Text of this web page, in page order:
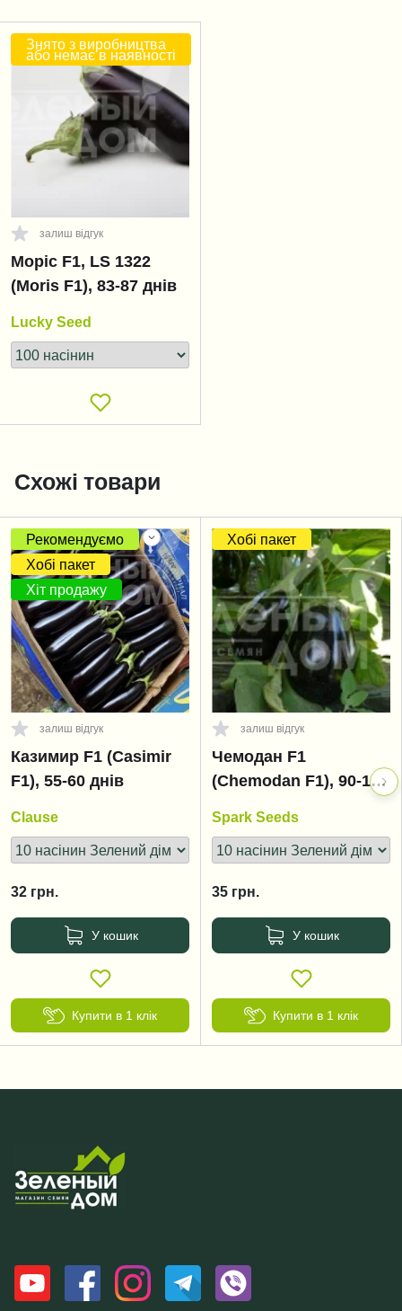
Знято з виробництва
або немає в наявності
залиш відгук
Моріс F1, LS 1322
(Moris F1), 83-87 днів
Lucky Seed
Схожі товари
Рекомендуємо
Хобі пакет
Хіт продажу
залиш відгук
Казимир F1 (Casimir
F1), 55-60 днів
Clause
32 грн.
У кошик
Купити в 1 клік
Хобі пакет
залиш відгук
Чемодан F1
(Chemodan F1), 90-105
Spark Seeds
35 грн.
У кошик
Купити в 1 клік